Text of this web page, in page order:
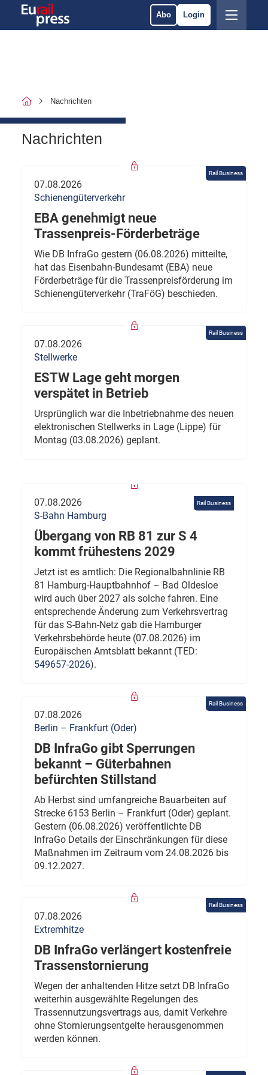
Abo Login
Nachrichten
Nachrichten
Rail Business
07.08.2026
Schienengüterverkehr
EBA genehmigt neue
Trassenpreis-Förderbeträge
Wie DB InfraGo gestern (06.08.2026) mitteilte,
hat das Eisenbahn-Bundesamt (EBA) neue
Förderbeträge für die Trassenpreisförderung im
Schienengüterverkehr (TraFöG) beschieden.
Rail Business
07.08.2026
Stellwerke
ESTW Lage geht morgen
verspätet in Betrieb
Ursprünglich war die Inbetriebnahme des neuen
elektronischen Stellwerks in Lage (Lippe) für
Montag (03.08.2026) geplant.
Rail Business
07.08.2026
S-Bahn Hamburg
Übergang von RB 81 zur S 4
kommt frühestens 2029
Jetzt ist es amtlich: Die Regionalbahnlinie RB
81 Hamburg-Hauptbahnhof – Bad Oldesloe
wird auch über 2027 als solche fahren. Eine
entsprechende Änderung zum Verkehrsvertrag
für das S-Bahn-Netz gab die Hamburger
Verkehrsbehörde heute (07.08.2026) im
Europäischen Amtsblatt bekannt (TED:
549657-2026).
Rail Business
07.08.2026
Berlin – Frankfurt (Oder)
DB InfraGo gibt Sperrungen
bekannt – Güterbahnen
befürchten Stillstand
Ab Herbst sind umfangreiche Bauarbeiten auf
Strecke 6153 Berlin – Frankfurt (Oder) geplant.
Gestern (06.08.2026) veröffentlichte DB
InfraGo Details der Einschränkungen für diese
Maßnahmen im Zeitraum vom 24.08.2026 bis
09.12.2027.
Rail Business
07.08.2026
Extremhitze
DB InfraGo verlängert kostenfreie
Trassenstornierung
Wegen der anhaltenden Hitze setzt DB InfraGo
weiterhin ausgewählte Regelungen des
Trassennutzungsvertrags aus, damit Verkehre
ohne Stornierungsentgelte herausgenommen
werden können.